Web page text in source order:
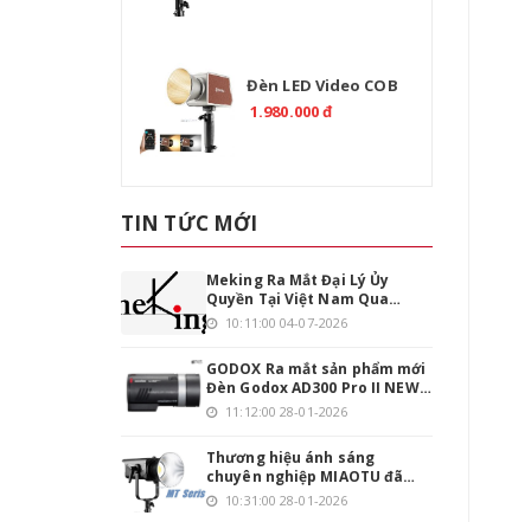
Đèn LED Video COB
TOLIFO PL-200B Bi-
1.980.000 đ
TIN TỨC MỚI
Meking Ra Mắt Đại Lý Ủy
Quyền Tại Việt Nam Qua
Emaily.pro
10:11:00 04-07-2026
GODOX Ra mắt sản phẩm mới
Đèn Godox AD300 Pro II NEW
phiên bản nâng cấp
11:12:00 28-01-2026
Thương hiệu ánh sáng
chuyên nghiệp MIAOTU đã
chính thức đặt chân vào thị
10:31:00 28-01-2026